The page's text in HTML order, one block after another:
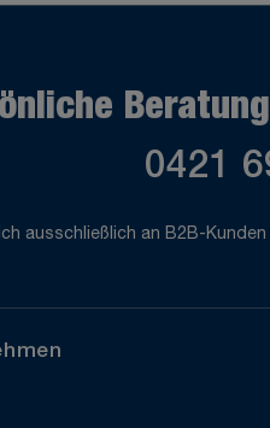
0421
ausschließlich an B2B-